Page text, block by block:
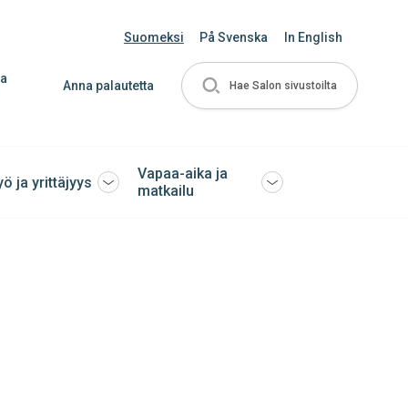
Suomeksi På Svenska In English
Anna palautetta Hae Salon sivustoilta
ja yrittäjyys Avaa
Vapaa-aika ja
matkailu
Avaa